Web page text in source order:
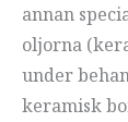
annan
oljorna
under
keramisk